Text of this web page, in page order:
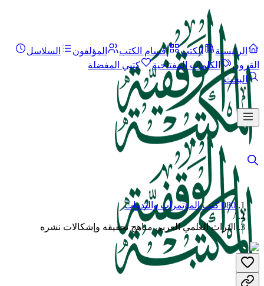
الرئيسية الكتب أقسام الكتب المؤلفون
السلاسل
القرون
الكلمات المفتاحية
كتبي المفضلة
البحث
080 كتب المؤتمرات والندوات
/
التراث العلمي العربي مناهج تحقيقه وإشكالات نشره